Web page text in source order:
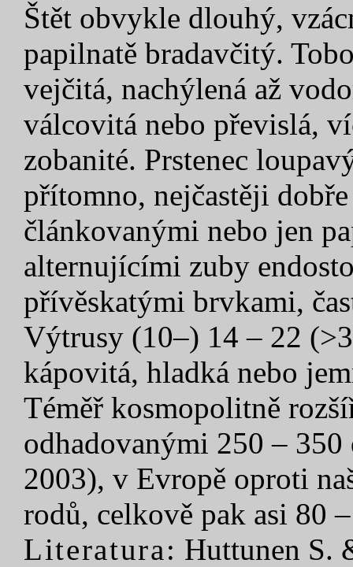
Štět obvykle dlouhý,
papilnatě bradavčitý.
vejčitá, nachýlená až
válcovitá nebo převislá,
zobanité. Prstenec
přítomno, nejčastěji
článkovanými nebo jen
alternujícími zuby
přívěskatými brvkami,
Výtrusy (10–) 14 – 22
kápovitá, hladká nebo
Téměř kosmopolitně
odhadovanými 250 –
2003), v Evropě oproti
rodů, celkově pak asi 80
Literatura: Huttunen S.